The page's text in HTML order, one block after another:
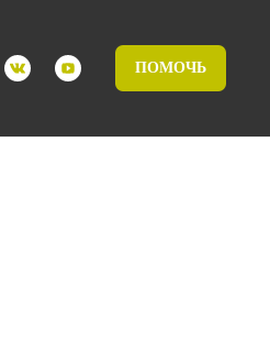
ПОМОЧЬ